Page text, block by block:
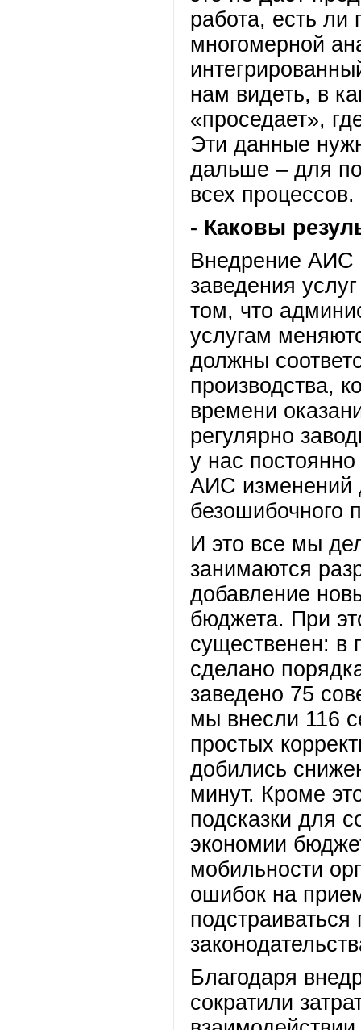
работа, есть ли
многомерной
нам видеть, в
«проседает»,
Эти данные
дальше – для
всех
- Каковы
Внедрение АИС
заведения
том, что
услугам
должны
производства,
времени
регулярно
у нас
АИС изменений
безошибочного
И это все мы
занимаются
добавление
бюджета. При
существенен: в
сделано
заведено 75
мы внесли 116
простых
добились
минут. Кроме
подсказки для
экономии
мобильности
ошибок на
Благодаря
сократили